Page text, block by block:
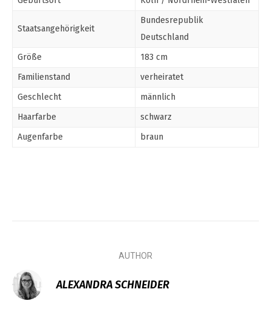
Staatsangehörigkeit
Bundesrepublik
Deutschland
Größe
183 cm
Familienstand
verheiratet
Geschlecht
männlich
Haarfarbe
schwarz
Augenfarbe
braun
AUTHOR
ALEXANDRA SCHNEIDER